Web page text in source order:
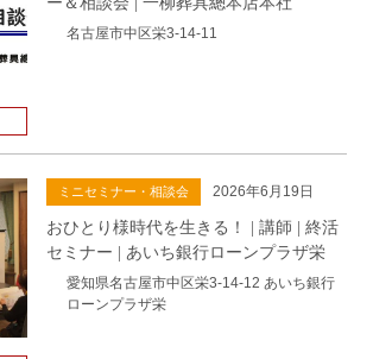
名古屋市中区栄3-14-11
ミニセミナー・相談会 2026年6月19日
おひとり様時代を生きる！ | 講師 | 終活
セミナー | あいち銀行ローンプラザ栄
愛知県名古屋市中区栄3-14-12 あいち銀行
ローンプラザ栄